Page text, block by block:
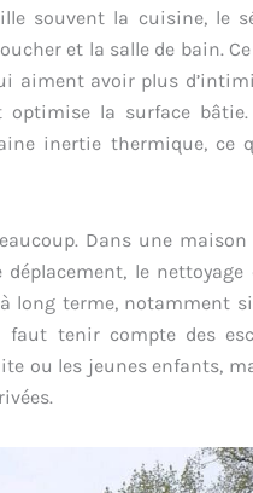
souvent la cuisine, le
et la salle de bain.
aiment avoir plus
la surface bâtie.
inertie thermique, ce
Dans une
le nettoyage
long terme, notamment
tenir compte des
ou les jeunes enfants,